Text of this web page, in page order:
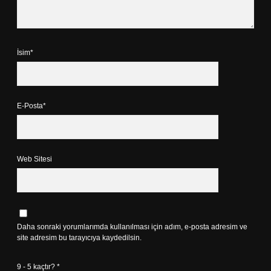
İsim*
E-Posta*
Web Sitesi
Daha sonraki yorumlarımda kullanılması için adım, e-posta adresim ve
site adresim bu tarayıcıya kaydedilsin.
9 - 5 kaçtır? *